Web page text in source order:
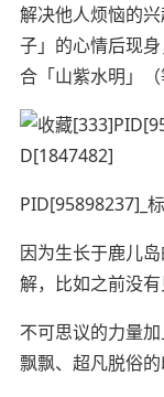
解决他人烦恼的
子」的心情后现
合「山紫水明」（
PID[95898237]_
因为生长于鹿儿
解，比如之前没有
不可思议的力量
飘飘、超凡脱俗的